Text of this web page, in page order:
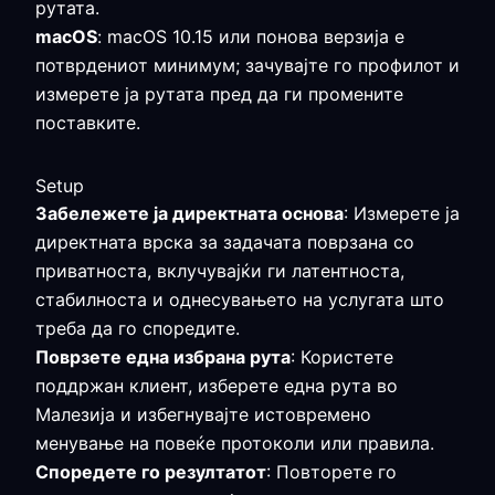
рутата.
macOS: macOS 10.15 или понова верзија е
потврдениот минимум; зачувајте го профилот и
измерете ја рутата пред да ги промените
поставките.
Setup
Забележете ја директната основа: Измерете ја
директната врска за задачата поврзана со
приватноста, вклучувајќи ги латентноста,
стабилноста и однесувањето на услугата што
треба да го споредите.
Поврзете една избрана рута: Користете
поддржан клиент, изберете една рута во
Малезија и избегнувајте истовремено
менување на повеќе протоколи или правила.
Споредете го резултатот: Повторете го